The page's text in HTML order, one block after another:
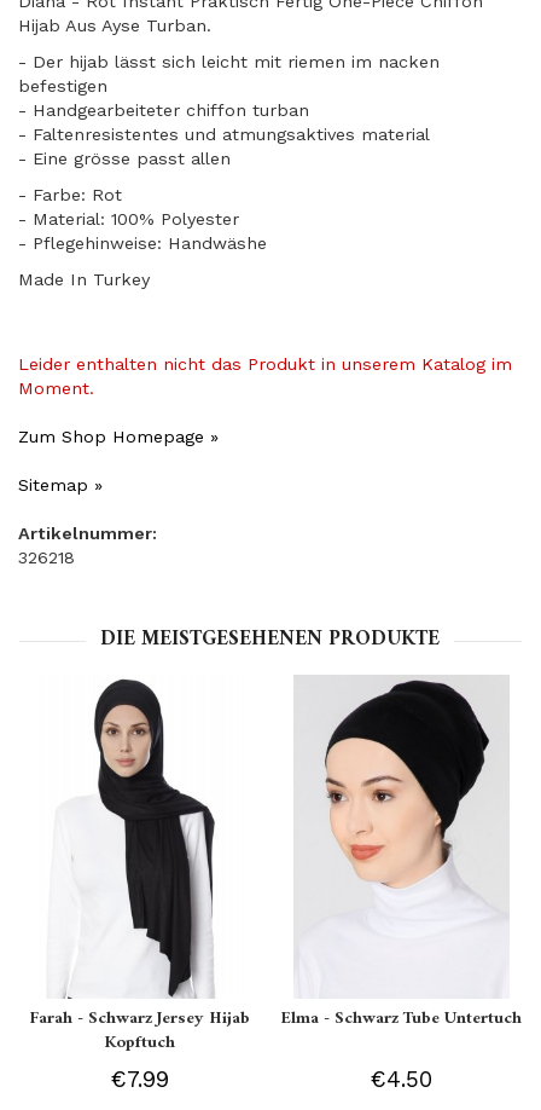
Hijab Aus Ayse Turban.
- Der hijab lässt sich leicht mit riemen im nacken
befestigen
- Handgearbeiteter chiffon turban
- Faltenresistentes und atmungsaktives material
​- Eine grösse passt allen
- Farbe: Rot
- Material: 100% Polyester
- Pflegehinweise: Handwäshe
Made In Turkey
Leider enthalten nicht das Produkt in unserem Katalog im
Moment.
Zum Shop Homepage »
Sitemap »
Artikelnummer:
326218
DIE MEISTGESEHENEN PRODUKTE
Farah - Schwarz Jersey Hijab
Kopftuch
€7.99
Elma - Schwarz Tube Untertuch
€4.50